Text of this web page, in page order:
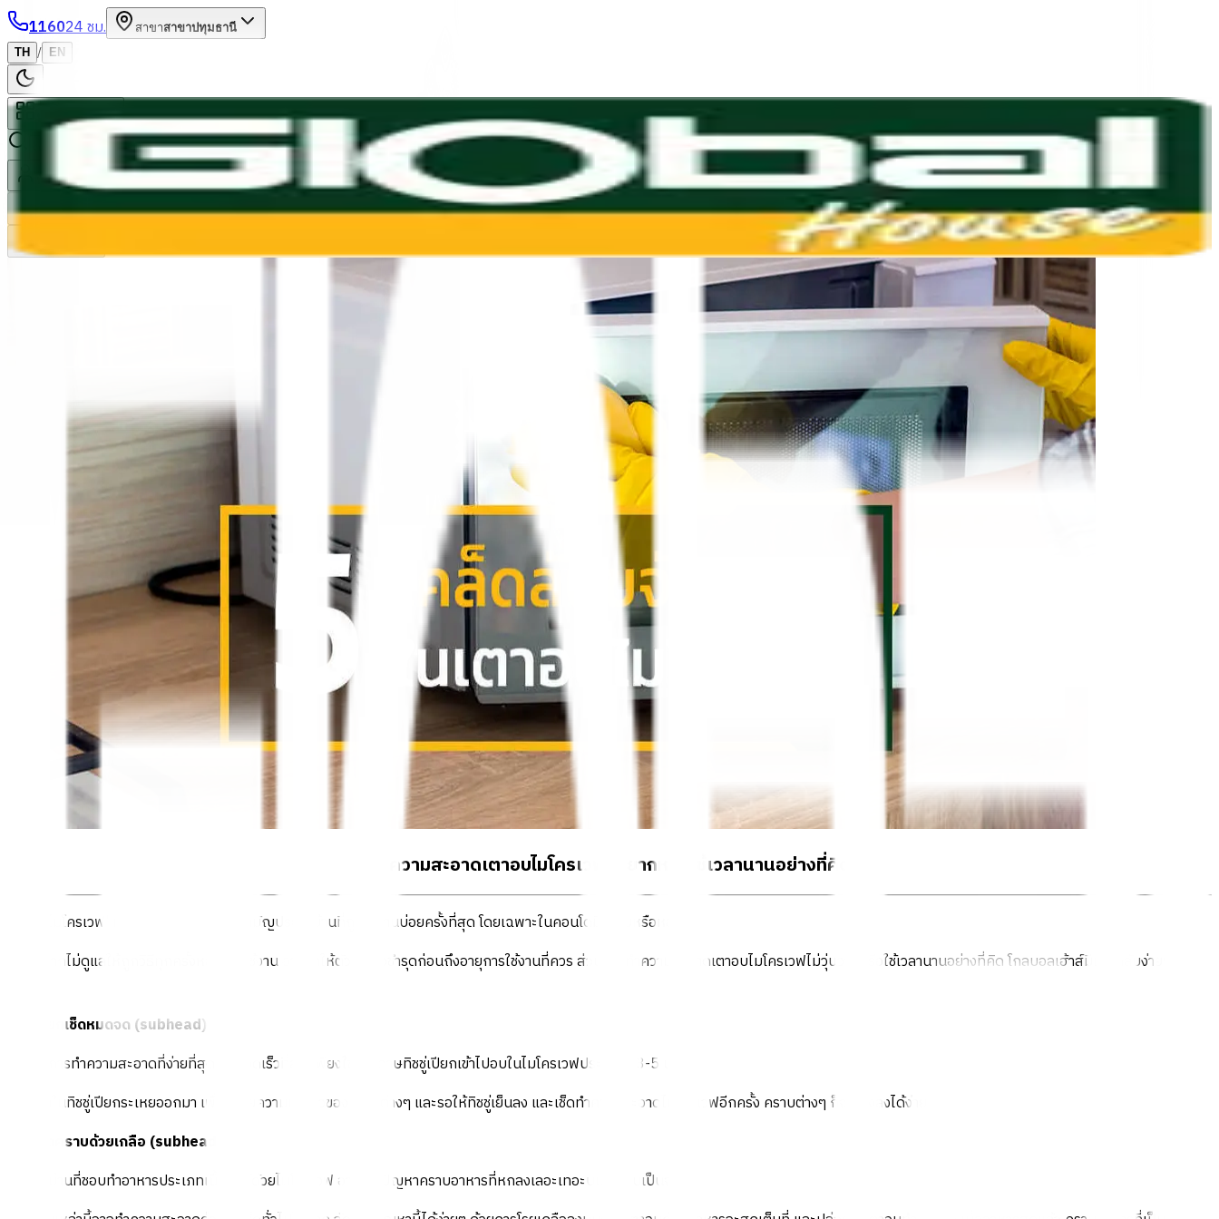
116024 ชม. สาขาสาขาปทุมธานี
TH
/ EN
หมวดหมู่สินค้า
ค้นหา
บัญชีของฉัน
Previous slide
ทำความสะอาดเตาอบไมโครเวฟ ไม่ยากหรือใช้เวลานานอย่างที่คิด
‘เตาอบไมโครเวฟ’ หนึ่งในเครื่องใช้ไฟฟ้าสามัญประจำบ้านที่ถูกใช้งานบ่อยครั้งที่สุด โดยเฉพาะในคอนโดมิเนียมหรือหอพัก
ดังนั้นหากไม่ดูแลให้ถูกวิธีทุกครั้งหลังการใช้งาน อาจทำให้ตัวเครื่องชำรุดก่อนถึงอายุการใช้งานที่ควร ส่วนการทำความสะอาดเตาอบไมโครเวฟไม่วุ่นวายหรือใช้เวลานานอย่างที่คิด โกลบอลเฮ้าส์มีเคล็ดลับง่ายๆ มา
ทิชชู่เปียกเช็ดหมดจด (subhead)
เทคนิคการทำความสะอาดที่ง่ายที่สุดและรวดเร็วที่สุด เพียงใช้กระดาษทิชชู่เปียกเข้าไปอบในไมโครเวฟประมาณ 3-5 นาที
ให้น้ำยาในทิชชู่เปียกระเหยออกมา เพื่อคลายความเหนียวของคราบต่างๆ และรอให้ทิชชู่เย็นลง และเช็ดทำความสะอาดไมโครเวฟอีกครั้ง คราบต่างๆ ก็จะจางลงได้ง่าย
โรยขจัดคราบด้วยเกลือ (subhead
สำหรับบ้านที่ชอบทำอาหารประเภทเนื้อสัตว์ด้วยไมโครเวฟ อาจเจอปัญหาคราบอาหารที่หกลงเลอะเทอะบนเตาอบเป็นจุดๆ